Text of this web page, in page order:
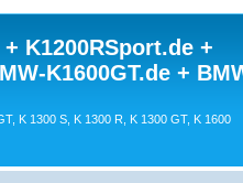
K1200RSport.de +
K1600GT.de +
K 1300 S, K 1300 R, K 1300 GT, K 1600